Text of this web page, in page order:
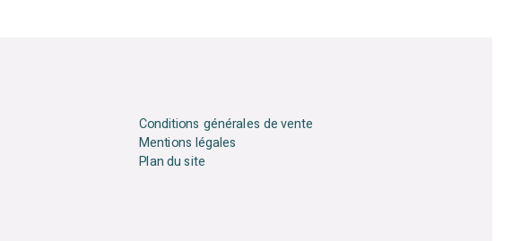
Conditions générales de vente
Mentions légales
Plan du site